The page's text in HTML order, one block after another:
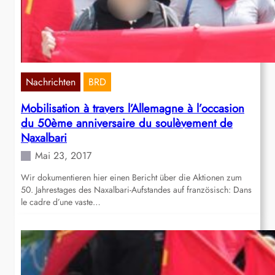
Nachrichten BRD
Mobilisation à travers l’Allemagne à l’occasion
du 50ème anniversaire du soulèvement de
Naxalbari
Mai 23, 2017
Wir dokumentieren hier einen Bericht über die Aktionen zum
50. Jahrestages des Naxalbari-Aufstandes auf französisch: Dans
le cadre d’une vaste…